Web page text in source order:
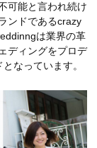
可能と言われ続け
ンドであるcrazy
は業界の革
ディングをプロデ
なっています。